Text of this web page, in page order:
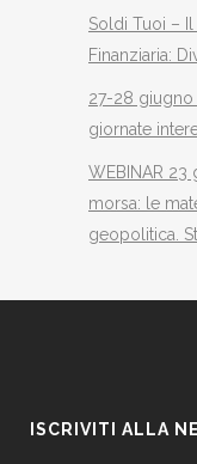
Soldi Tuoi –
Finanziaria:
27-28 giugno
giornate
WEBINAR 23
morsa: le
geopolitica.
ISCRIVITI ALLA